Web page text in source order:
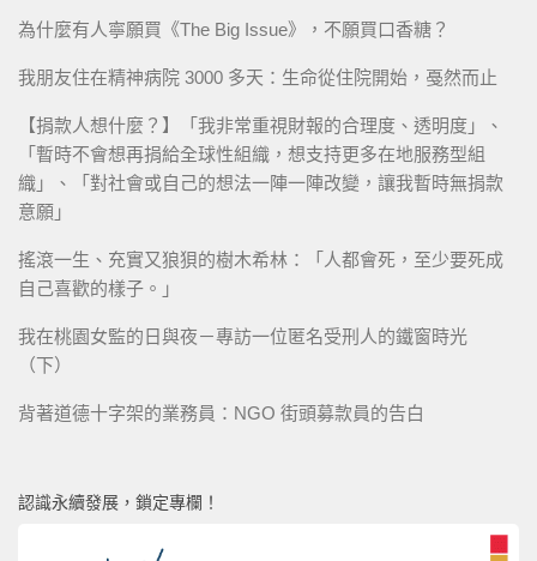
為什麼有人寧願買《The Big Issue》，不願買口香糖？
我朋友住在精神病院 3000 多天：生命從住院開始，戞然而止
【捐款人想什麼？】「我非常重視財報的合理度、透明度」、
「暫時不會想再捐給全球性組織，想支持更多在地服務型組
織」、「對社會或自己的想法一陣一陣改變，讓我暫時無捐款
意願」
搖滾一生、充實又狼狽的樹木希林：「人都會死，至少要死成
自己喜歡的樣子。」
我在桃園女監的日與夜－專訪一位匿名受刑人的鐵窗時光
（下）
背著道德十字架的業務員：NGO 街頭募款員的告白
認識永續發展，鎖定專欄！